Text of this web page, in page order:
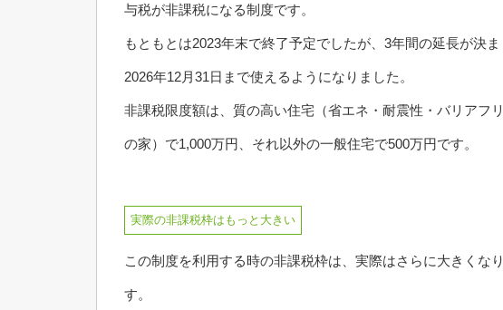
与税が非課税になる制度です。
もともとは2023年末で終了予定でしたが、3年間の延長が決ま
2026年12月31日まで使えるようになりました。
非課税限度額は、質の高い住宅（省エネ・耐震性・バリアフ
の家）で1,000万円、それ以外の一般住宅で500万円です。
実際の非課税枠はもっと大きい
この制度を利用する時の非課税枠は、実際はさらに大きくな
す。